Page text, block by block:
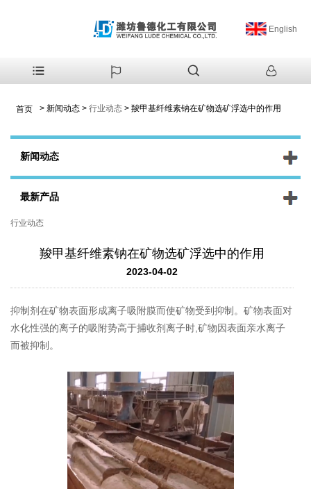
English
首页 > 新闻动态 > 行业动态 > 羧甲基纤维素钠在矿物选矿浮选中的作用
新闻动态
最新产品
行业动态
羧甲基纤维素钠在矿物选矿浮选中的作用
2023-04-02
抑制剂在矿物表⾯形成离⼦吸附膜⽽使矿物受到抑制。矿物表⾯对
⽔化性强的离⼦的吸附势⾼于捕收剂离⼦时,矿物因表⾯亲⽔离⼦
⽽被抑制。